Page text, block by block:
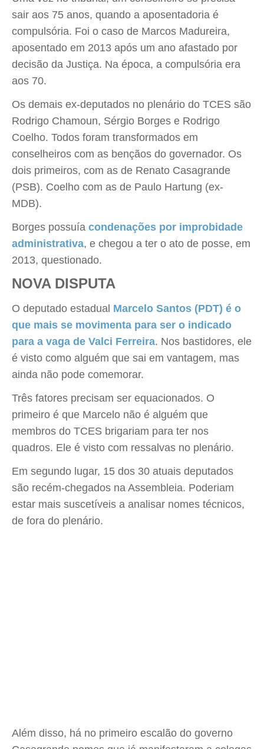
sair aos 75 anos, quando a aposentadoria é
compulsória. Foi o caso de Marcos Madureira,
aposentado em 2013 após um ano afastado por
decisão da Justiça. Na época, a compulsória era
aos 70.
Os demais ex-deputados no plenário do TCES são
Rodrigo Chamoun, Sérgio Borges e Rodrigo
Coelho. Todos foram transformados em
conselheiros com as bençãos do governador. Os
dois primeiros, com as de Renato Casagrande
(PSB). Coelho com as de Paulo Hartung (ex-
MDB).
Borges possuía condenações por improbidade
administrativa, e chegou a ter o ato de posse, em
2013, questionado.
NOVA DISPUTA
O deputado estadual Marcelo Santos (PDT) é o
que mais se movimenta para ser o indicado
para a vaga de Valci Ferreira. Nos bastidores, ele
é visto como alguém que sai em vantagem, mas
ainda não pode comemorar.
Três fatores precisam ser equacionados. O
primeiro é que Marcelo não é alguém que
membros do TCES brigariam para ter nos
quadros. Ele é visto com ressalvas no plenário.
Em segundo lugar, 15 dos 30 atuais deputados
são recém-chegados na Assembleia. Poderiam
estar mais suscetíveis a analisar nomes técnicos,
de fora do plenário.
Além disso, há no primeiro escalão do governo